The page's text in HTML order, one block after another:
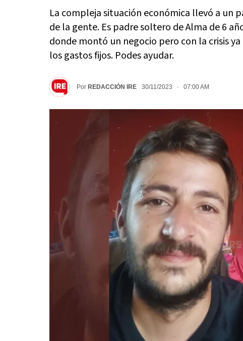
La compleja situación económica llevó a un
de la gente. Es padre soltero de Alma de 6
donde montó un negocio pero con la crisis
los gastos fijos. Podes ayudar.
Por REDACCIÓN IRE 30/11/2023 · 07:00 AM